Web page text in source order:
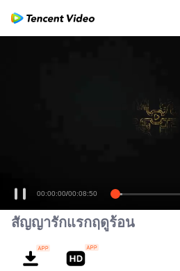
00:00:00/00:08:50
สัญญารักแรกฤดูร้อน